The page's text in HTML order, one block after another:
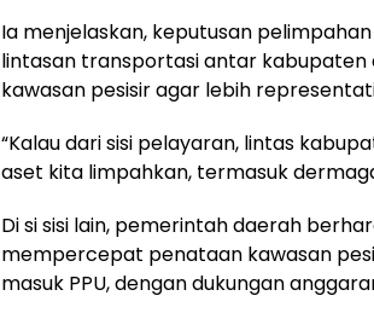
Ia menjelaskan, keputusan
lintasan transportasi antar kabupaten
kawasan pesisir agar lebih
“Kalau dari sisi pelayaran, lintas
aset kita limpahkan, termasuk
Di si sisi lain, pemerintah daerah
mempercepat penataan kawasan
masuk PPU, dengan dukungan